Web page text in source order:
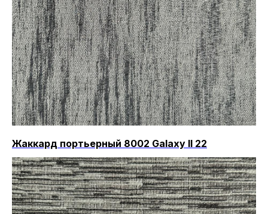
Жаккард портьерный 8002 Galaxy II 22